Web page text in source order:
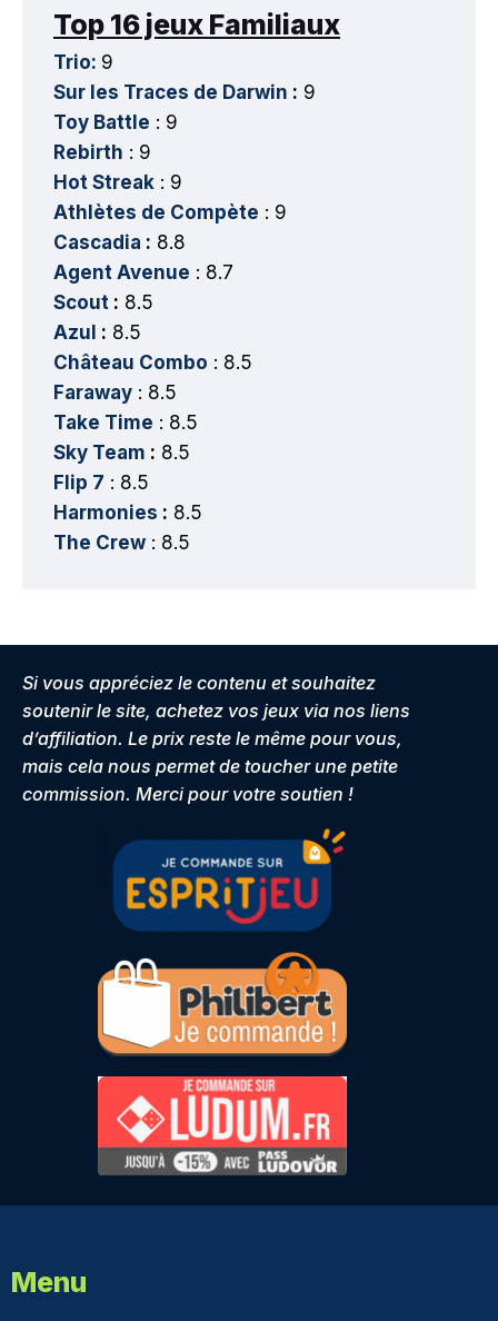
Top 16 jeux Familiaux
Trio: 9
Sur les Traces de Darwin : 9
Toy Battle : 9
Rebirth : 9
Hot Streak : 9
Athlètes de Compète : 9
Cascadia : 8.8
Agent Avenue : 8.7
Scout : 8.5
Azul : 8.5
Château Combo : 8.5
Faraway : 8.5
Take Time : 8.5
Sky Team : 8.5
Flip 7 : 8.5
Harmonies : 8.5
The Crew : 8.5
Si vous appréciez le contenu et souhaitez
soutenir le site, achetez vos jeux via nos liens
d’affiliation. Le prix reste le même pour vous,
mais cela nous permet de toucher une petite
commission. Merci pour votre soutien !
Menu